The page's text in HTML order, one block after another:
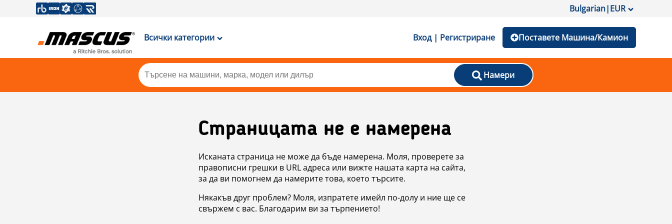
Bulgarian|EUR
Всички категории Вход | Регистриране Поставете Машина/Камион
Намери
Страницата не е намерена
Исканата страница не може да бъде намерена. Моля, проверете за
правописни грешки в URL адреса или вижте нашата карта на сайта,
за да ви помогнем да намерите това, което търсите.
Някакъв друг проблем? Моля, изпратете имейл по-долу и ние ще се
свържем с вас. Благодарим ви за търпението!